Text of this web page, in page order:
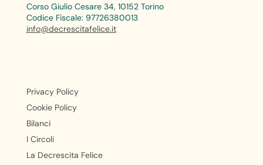
Corso Giulio Cesare 34, 10152 Torino
Codice Fiscale: 97726380013
info@decrescitafelice.it
Privacy Policy
Cookie Policy
Bilanci
I Circoli
La Decrescita Felice